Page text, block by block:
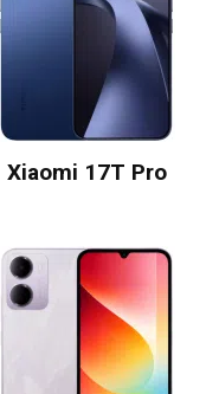
Xiaomi 17T Pro